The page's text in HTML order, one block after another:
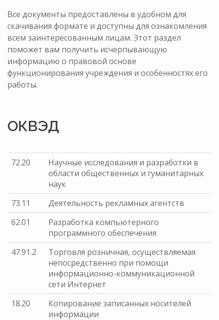
Все документы предоставлены в удобном для
скачивания формате и доступны для ознакомления
всем заинтересованным лицам. Этот раздел
поможет вам получить исчерпывающую
информацию о правовой основе
функционирования учреждения и особенностях его
работы.
ОКВЭД
72.20
Научные исследования и разработки в
области общественных и гуманитарных
наук
73.11
Деятельность рекламных агентств
62.01
Разработка компьютерного
программного обеспечения
47.91.2
Торговля розничная, осуществляемая
непосредственно при помощи
информационно-коммуникационной
сети Интернет
18.20
Копирование записанных носителей
информации